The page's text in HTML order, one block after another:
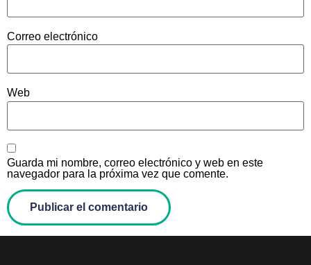
Correo electrónico
Web
Guarda mi nombre, correo electrónico y web en este
navegador para la próxima vez que comente.